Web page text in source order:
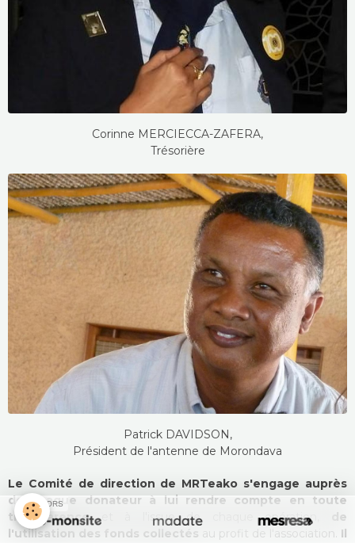
Corinne MERCIECCA-ZAFERA,
Trésorière
Patrick DAVIDSON,
Président de l'antenne de Morondava
Le Comité de direction de MRTeako s'engage auprès
de chaque donateur à lui rendre compte en toute
transparenceet à l'issue de chaque opération,
de
l'utilisation des fonds collectés au profit de l'association. Il
SPONSORS